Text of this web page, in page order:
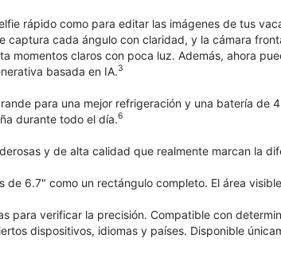
rápido como para editar las imágenes de tus
cada ángulo con claridad, y la cámara
momentos claros con poca luz. Además, ahora
basada en IA.3
para una mejor refrigeración y una batería de
durante todo el día.6
y de alta calidad que realmente marcan la
6.7" como un rectángulo completo. El área
para verificar la precisión. Compatible con
dispositivos, idiomas y países. Disponible